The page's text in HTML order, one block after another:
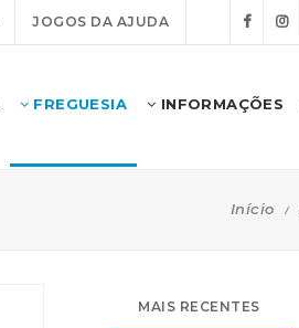
JOGOS DA AJUDA
FREGUESIA INFORMAÇÕES
Início
MAIS RECENTES